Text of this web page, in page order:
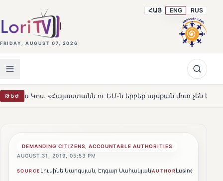
FRIDAY, AUGUST 07, 2026
ՀԱՅ ENG RUS
ԹԵԺ ու ԵՄ-ն երբեք այսքան մոտ չեն եղել» HOT
DEMANDING CITIZENS, ACCOUNTABLE AUTHORITIES
AUGUST 31, 2019, 05:53 PM
SOURCE Լուսինե Սարգսյան, Էդգար ՍահակյանAUTHORLusine Sargsyan